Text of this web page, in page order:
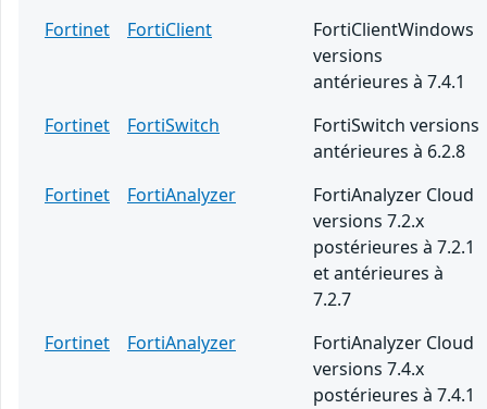
Fortinet
FortiClient
FortiClientWindows
versions
antérieures à 7.4.1
Fortinet
FortiSwitch
FortiSwitch versions
antérieures à 6.2.8
Fortinet
FortiAnalyzer
FortiAnalyzer Cloud
versions 7.2.x
postérieures à 7.2.1
et antérieures à
7.2.7
Fortinet
FortiAnalyzer
FortiAnalyzer Cloud
versions 7.4.x
postérieures à 7.4.1